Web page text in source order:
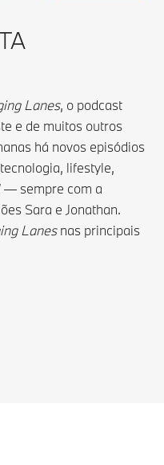
Lanes, o podcast
e de muitos outros
há novos episódios
lifestyle,
— sempre com a
Sara e Jonathan.
Lanesnas principais